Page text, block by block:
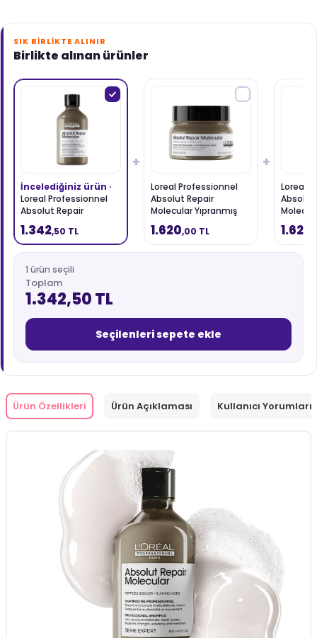
SIK BIRLIKTE ALINIR
Birlikte alınan ürünler
İncelediğiniz ürün ·
Loreal Professionnel
Absolut Repair
Molecular Yıpranmış
Saçlar İçin Şampuan
300 ml
1.342,50 TL
+
Loreal Professionnel
Absolut Repair
Molecular Yıpranmış
Saçlar İçin Maske 250
ml
1.620,00 TL
+
Loreal
Absolut
Saçlar
ml
1.620
1 ürün seçili
Toplam
1.342,50 TL
Seçilenleri sepete ekle
Ürün Özellikleri Ürün Açıklaması Kullanıcı Yorumları